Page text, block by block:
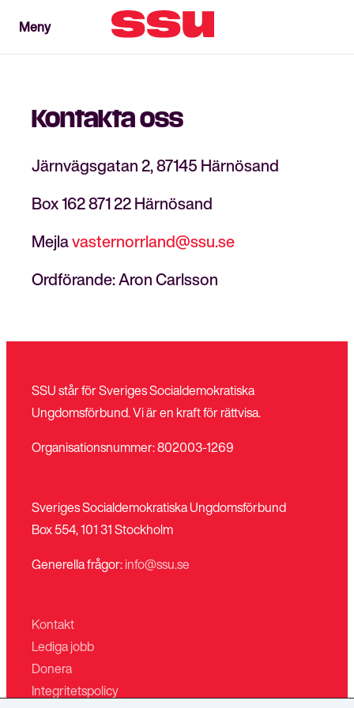
Stäng
Bli medlem
MenyMeny
Kontakta oss
Järnvägsgatan 2, 87145 Härnösand
Box 162 871 22 Härnösand
Mejlavasternorrland@ssu.se
Ordförande: Aron Carlsson
SSU står för Sveriges Socialdemokratiska
Ungdomsförbund. Vi är en kraft för rättvisa.
Organisationsnummer: 802003-1269
Sveriges Socialdemokratiska Ungdomsförbund
Box 554, 101 31 Stockholm
Generella frågor:info@ssu.se
Kontakt
Lediga jobb
Donera
Integritetspolicy